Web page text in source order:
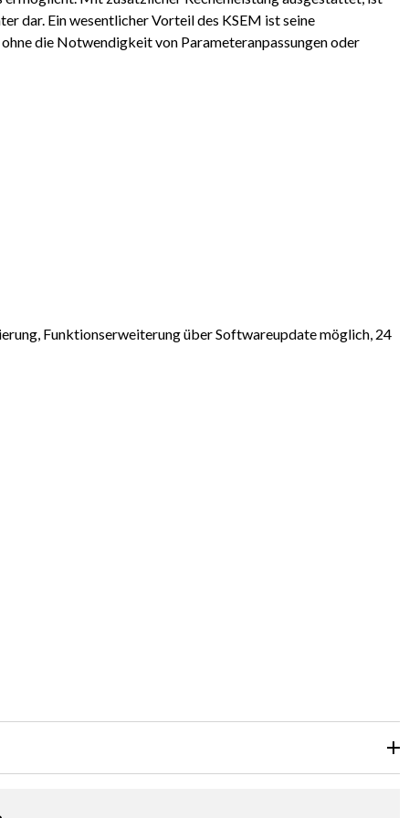
dar. Ein wesentlicher Vorteil des KSEM ist seine
die Notwendigkeit von Parameteranpassungen oder
Funktionserweiterung über Softwareupdate möglich, 24